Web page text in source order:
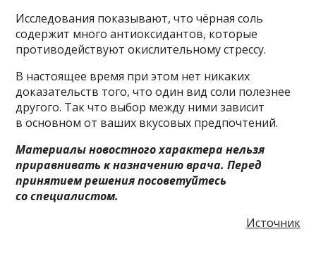
Исследования показывают, что чёрная соль
содержит много антиоксидантов, которые
противодействуют окислительному стрессу.
В настоящее время при этом нет никаких
доказательств того, что один вид соли полезнее
другого. Так что выбор между ними зависит
в основном от ваших вкусовых предпочтений.
Материалы новостного характера нельзя
приравнивать к назначению врача. Перед
принятием решения посоветуйтесь
со специалистом.
Источник